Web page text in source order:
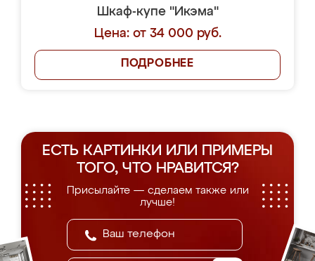
Шкаф-купе "Икэма"
Цена: от 34 000 руб.
ПОДРОБНЕЕ
ЕСТЬ КАРТИНКИ ИЛИ ПРИМЕРЫ
ТОГО, ЧТО НРАВИТСЯ?
Присылайте — сделаем также или
лучше!